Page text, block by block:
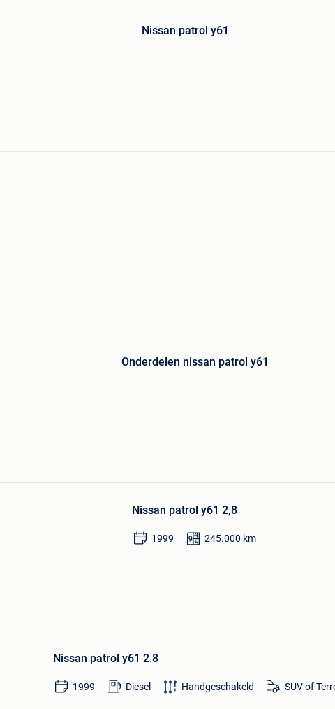
Nissan patrol y61
Onderdelen nissan patrol y61
Nissan patrol y61 2,8
1999 245.000 km
Nissan patrol y61 2.8
1999 Diesel Handgeschakeld SUV of